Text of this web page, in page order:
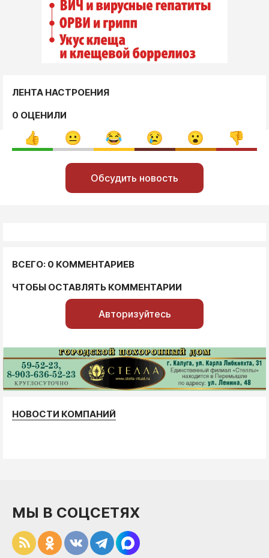
ЛЕНТА НАСТРОЕНИЯ
0 ОЦЕНИЛИ
Обсудить новость
ВСЕГО: 0 КОММЕНТАРИЕВ
ЧТОБЫ ОСТАВЛЯТЬ КОММЕНТАРИИ
Авторизуйтесь
НОВОСТИ КОМПАНИЙ
МЫ В СОЦСЕТЯХ